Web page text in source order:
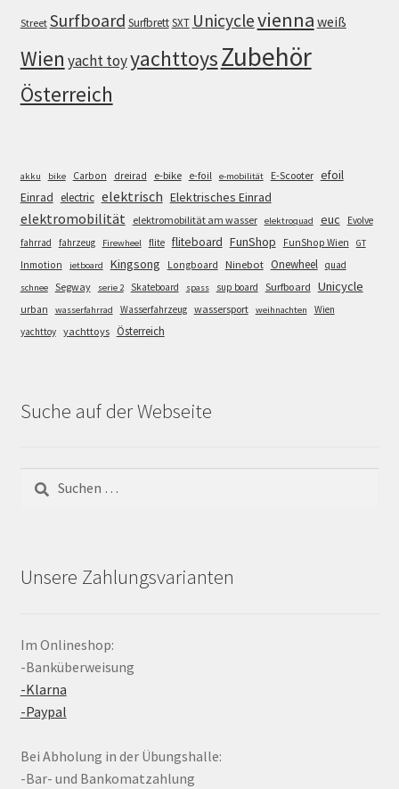
Street Surfboard SurfbrettSXT Unicyclevienna weiß
Wien yacht toyyachttoysZubehör
Österreich
akku bike Carbon dreirad e-bike e-foil e-mobilität E-Scooter efoil
Einrad electric elektrisch Elektrisches Einrad
elektromobilität elektromobilität am wasser elektroquad euc
Evolve
fahrrad
fahrzeug Firewheel flite fliteboard FunShop FunShop Wien GT
Inmotion jetboard Kingsong Longboard Ninebot Onewheel quad
schnee Segway serie 2 Skateboard spass sup board Surfboard Unicycle
urban wasserfahrrad Wasserfahrzeug wassersport weihnachten
Wien
yachttoy yachttoys Österreich
Suche auf der Webseite
nach:
Unsere Zahlungsvarianten
Im Onlineshop:
-Banküberweisung
-Klarna
-Paypal
Bei Abholung in der Übungshalle:
-Bar- und Bankomatzahlung